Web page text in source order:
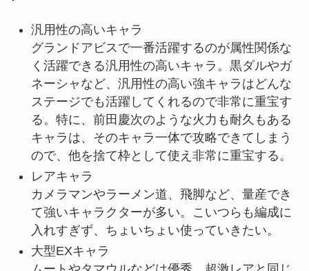
汎用性の高いキャラ
グランドアビスで一番活躍するのが属性関係な
く活躍できる汎用性の高いキャラ。黒ダルやガ
ネーシャなど、汎用性の高い強キャラはどんな
ステージでも活躍してくれるので非常に重宝す
る。特に、前田慶次のような火力も耐久もある
キャラは、そのキャラ一体で攻略できてしまう
ので、他を捨て枠として使え非常に重宝する。
レアキャラ
カメラマンやラーメン道、飛脚など、量産でき
て強いキャラクターが多い。こいつらも編成に
入れすぎず、ちょいちょい使っていきたい。
大型EXキャラ